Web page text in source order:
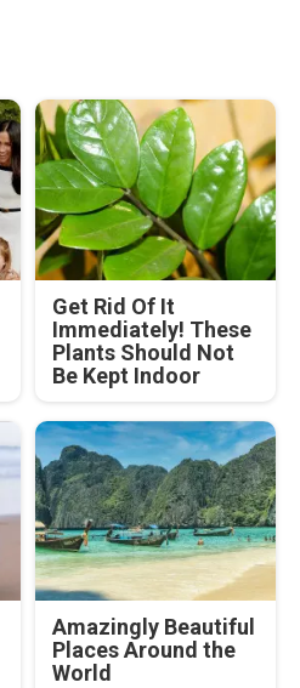
Get Rid Of It
Immediately! These
Plants Should Not
Be Kept Indoor
Amazingly Beautiful
Places Around the
World